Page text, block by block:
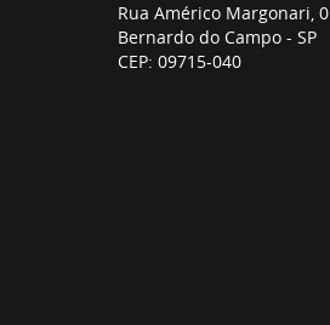
Rua Américo Margonari, 0
Bernardo do Campo - SP
CEP: 09715-040